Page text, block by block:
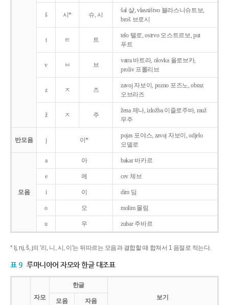
š 시* 슈, 시
šal 샬, vlasništvo 블라스니슈트보,
broš 브로시
t ㅌ 트
telo 텔로, ostrvo 오스트르보, put
푸트
v ㅂ 브
vatra 바트라, olovka 올로브카,
proliv 프롤리브
z ㅈ 즈
zavoj 자보이, pozno 포즈노, obraz
오브라즈
ž ㅈ 주
žena 제나, izložba 이즐로주바, muž
무주
반모음 j 이*
pojas 포야스, zavoj 자보이, odjelo
오델로
모음
a 아 bakar 바카르
e 에 cev 체브
i 이 dim 딤
o 오 molim 몰림
u 우 zubar 주바르
* lj, nj, š, j의 '리, 니, 시, 이'는 뒤따르는 모음과 결합할 때 합쳐서 1 음절로 적는다.
표 9 루마니아어 자모와 한글 대조표
자모
한글
보기
모음
자음